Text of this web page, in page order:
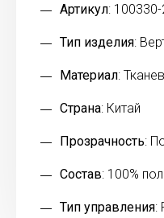
Артикул: 100330-
Тип изделия:
Материал:
Страна: Китай
Прозрачность:
Состав: 100%
Тип управления: